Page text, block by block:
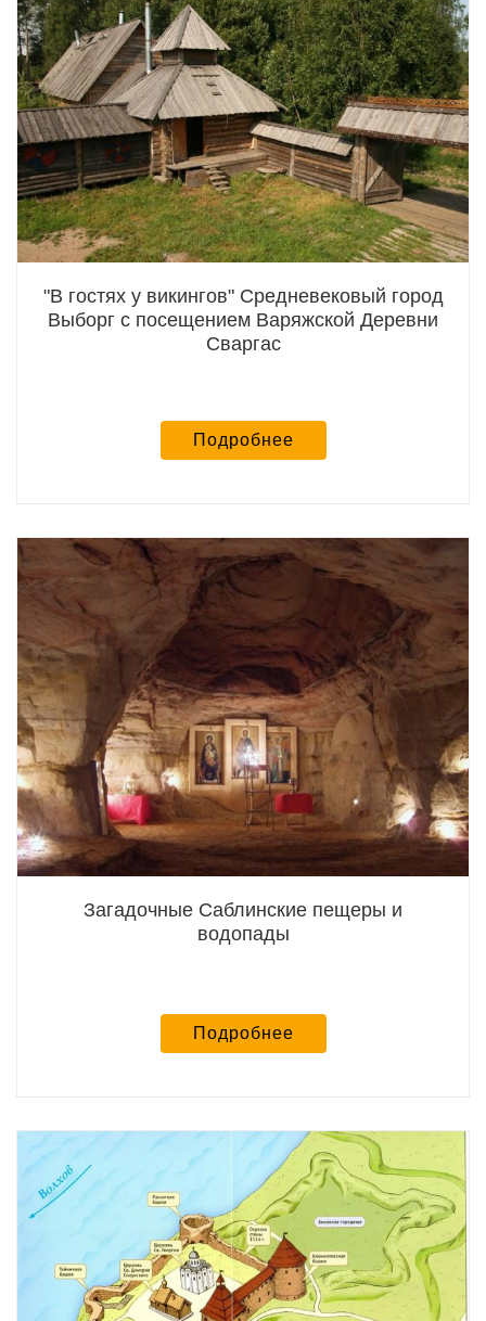
"В гостях у викингов" Средневековый город
Выборг с посещением Варяжской Деревни
Сваргас
Подробнее
Загадочные Саблинские пещеры и
водопады
Подробнее